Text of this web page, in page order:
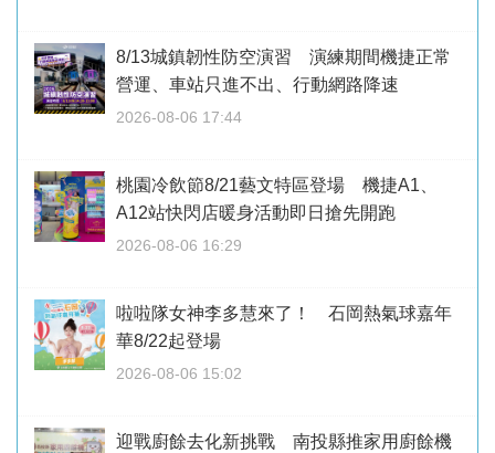
8/13城鎮韌性防空演習 演練期間機捷正常
營運、車站只進不出、行動網路降速
2026-08-06 17:44
桃園冷飲節8/21藝文特區登場 機捷A1、
A12站快閃店暖身活動即日搶先開跑
2026-08-06 16:29
啦啦隊女神李多慧來了！ 石岡熱氣球嘉年
華8/22起登場
2026-08-06 15:02
迎戰廚餘去化新挑戰 南投縣推家用廚餘機